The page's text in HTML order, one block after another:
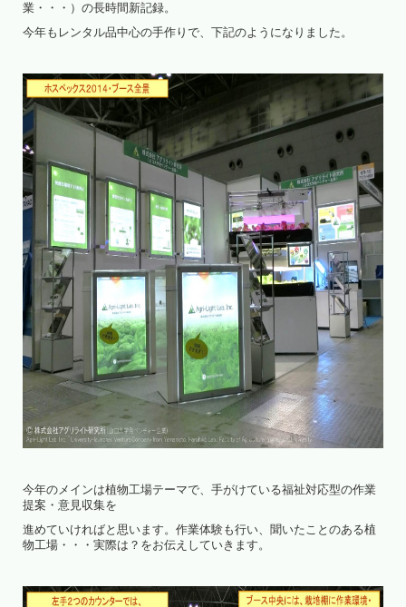
業・・・）の長時間新記録。
今年もレンタル品中心の手作りで、下記のようになりました。
今年のメインは植物工場テーマで、手がけている福祉対応型の作業
提案・意見収集を
進めていければと思います。作業体験も行い、聞いたことのある植
物工場・・・実際は？をお伝えしていきます。